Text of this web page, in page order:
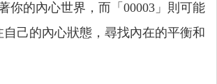
你的內心世界，而「00003」則可能
己的內心狀態，尋找內在的平衡和